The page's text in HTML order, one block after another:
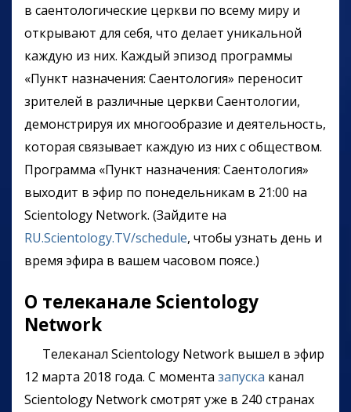
в саентологические церкви по всему миру и
открывают для себя, что делает уникальной
каждую из них. Каждый эпизод программы
«Пункт назначения: Саентология» переносит
зрителей в различные церкви Саентологии,
демонстрируя их многообразие и деятельность,
которая связывает каждую из них с обществом.
Программа «Пункт назначения: Саентология»
выходит в эфир по понедельникам в 21:00 на
Scientology Network. (Зайдите на
RU.Scientology.TV/schedule, чтобы узнать день и
время эфира в вашем часовом поясе.)
О телеканале Scientology
Network
Телеканал Scientology Network вышел в эфир
12 марта 2018 года. С момента запуска канал
Scientology Network смотрят уже в 240 странах